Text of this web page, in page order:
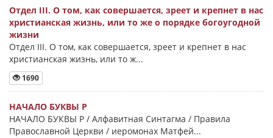
Отдел III. О том, как совершается, зреет и крепнет в нас
христианская жизнь, или то же о порядке богоугодной
жизни
Отдел III. О том, как совершается, зреет и крепнет в нас
христианская жизнь, или то ж...
1690
НАЧАЛО БУКВЫ Ρ
НАЧАЛО БУКВЫ Ρ / Алфавитная Синтагма / Правила
Православной Церкви / иеромонах Матфей...